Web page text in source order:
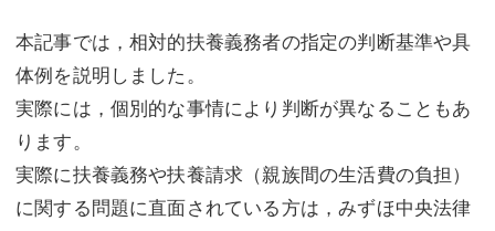
本記事では，相対的扶養義務者の指定の判断基準や具
体例を説明しました。
実際には，個別的な事情により判断が異なることもあ
ります。
実際に扶養義務や扶養請求（親族間の生活費の負担）
に関する問題に直面されている方は，みずほ中央法律